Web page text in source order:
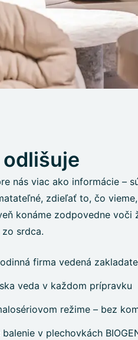
odlišuje
nás viac ako informácie –
zdieľať to, čo
konáme zodpovedne voči
srdca.
firma vedená
veda v každom prípravku
režime – bez
v plechovkách